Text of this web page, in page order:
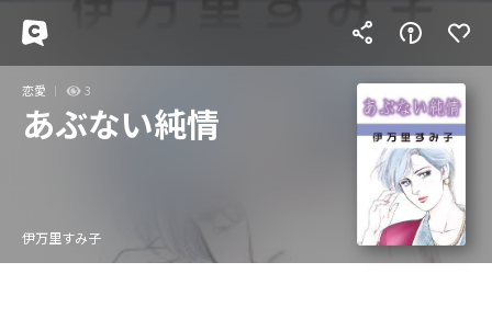
恋愛 3
あぶない純情
伊万里すみ子